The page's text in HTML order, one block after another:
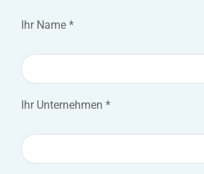
Ihr Name *
Ihr Unternehmen *